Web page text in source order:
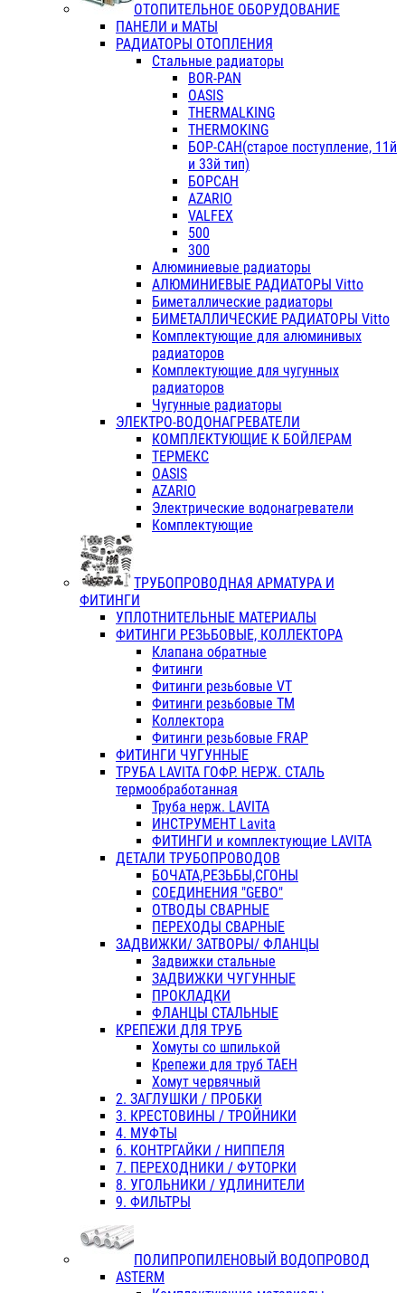
ОТОПИТЕЛЬНОЕ ОБОРУДОВАНИЕ
ПАНЕЛИ и МАТЫ
РАДИАТОРЫ ОТОПЛЕНИЯ
Стальные радиаторы
BOR-PAN
OASIS
THERMALKING
THERMOKING
БОР-САН(старое поступление, 11й
и 33й тип)
БОРСАН
AZARIO
VALFEX
500
300
Алюминиевые радиаторы
АЛЮМИНИЕВЫЕ РАДИАТОРЫ Vitto
Биметаллические радиаторы
БИМЕТАЛЛИЧЕСКИЕ РАДИАТОРЫ Vitto
Комплектующие для алюминивых
радиаторов
Комплектующие для чугунных
радиаторов
Чугунные радиаторы
ЭЛЕКТРО-ВОДОНАГРЕВАТЕЛИ
КОМПЛЕКТУЮЩИЕ К БОЙЛЕРАМ
ТЕРМЕКС
OASIS
AZARIO
Электрические водонагреватели
Комплектующие
ТРУБОПРОВОДНАЯ АРМАТУРА И
ФИТИНГИ
УПЛОТНИТЕЛЬНЫЕ МАТЕРИАЛЫ
ФИТИНГИ РЕЗЬБОВЫЕ, КОЛЛЕКТОРА
Клапана обратные
Фитинги
Фитинги резьбовые VT
Фитинги резьбовые ТМ
Коллектора
Фитинги резьбовые FRAP
ФИТИНГИ ЧУГУННЫЕ
ТРУБА LAVITA ГОФР. НЕРЖ. СТАЛЬ
термообработанная
Труба нерж. LAVITA
ИНСТРУМЕНТ Lavita
ФИТИНГИ и комплектующие LAVITA
ДЕТАЛИ ТРУБОПРОВОДОВ
БОЧАТА,РЕЗЬБЫ,СГОНЫ
СОЕДИНЕНИЯ "GEBO"
ОТВОДЫ СВАРНЫЕ
ПЕРЕХОДЫ СВАРНЫЕ
ЗАДВИЖКИ/ ЗАТВОРЫ/ ФЛАНЦЫ
Задвижки стальные
ЗАДВИЖКИ ЧУГУННЫЕ
ПРОКЛАДКИ
ФЛАНЦЫ СТАЛЬНЫЕ
КРЕПЕЖИ ДЛЯ ТРУБ
Хомуты со шпилькой
Крепежи для труб ТАЕН
Хомут червячный
2. ЗАГЛУШКИ / ПРОБКИ
3. КРЕСТОВИНЫ / ТРОЙНИКИ
4. МУФТЫ
6. КОНТРГАЙКИ / НИППЕЛЯ
7. ПЕРЕХОДНИКИ / ФУТОРКИ
8. УГОЛЬНИКИ / УДЛИНИТЕЛИ
9. ФИЛЬТРЫ
ПОЛИПРОПИЛЕНОВЫЙ ВОДОПРОВОД
ASTERM